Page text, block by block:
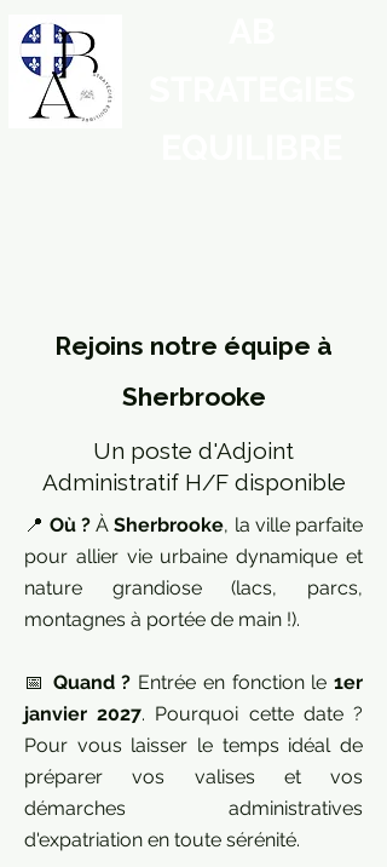
Rejoins notre équipe à
Sherbrooke
Un poste d'Adjoint
Administratif H/F disponible
📍 Où ?À Sherbrooke, la ville parfaite
pour allier vie urbaine dynamique et
nature grandiose (lacs, parcs,
montagnes à portée de main !).
📅 Quand ? Entrée en fonction le 1er
janvier 2027. Pourquoi cette date ?
Pour vous laisser le temps idéal de
préparer vos valises et vos
démarches administratives
d'expatriation en toute sérénité.